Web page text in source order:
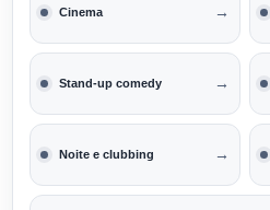
Cinema →
Stand-up comedy →
Noite e clubbing →